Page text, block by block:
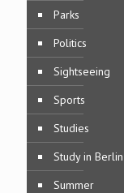
Parks
Politics
Sightseeing
Sports
Studies
Study in Berlin
Summer